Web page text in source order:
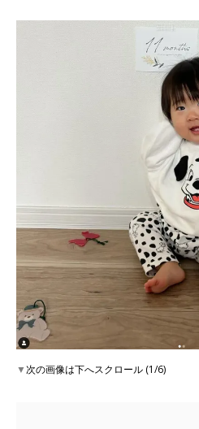
▼次の画像は下へスクロール (1/6)